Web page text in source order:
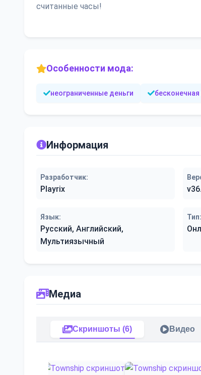
считанные часы!
Особенности мода:
неограниченные деньги
Информация
Разработчик:
Playrix
Язык:
Русский, Английский,
Мультиязычный
Тип:
Медиа
Скриншоты (6) Видео